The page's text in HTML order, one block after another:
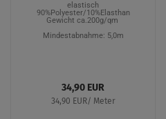
elastisch
90%Polyester/10%Elasthan
Gewicht ca.200g/qm
Mindestabnahme: 5,0m
34,90 EUR
34,90 EUR/ Meter